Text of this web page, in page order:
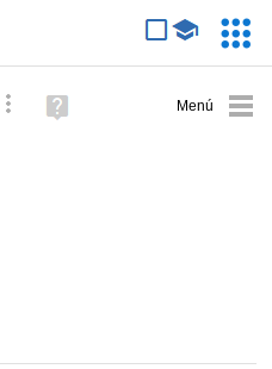
Búsqueda avanzada
Ayuda
(en